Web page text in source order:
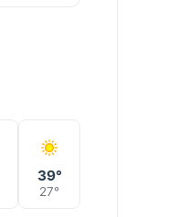
39°
27°